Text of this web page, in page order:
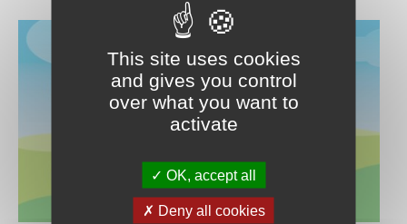
This site uses cookies
and gives you control
over what you want to
activate
OK, accept all
Deny all cookies